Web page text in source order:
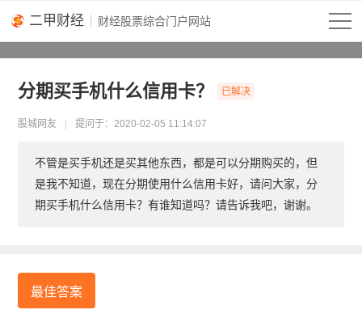
二甲财经
分期买手机什么信用卡？
股城网友 2020-02-05 11:14:07
不管是买手机还是买其他东西，都是可以分期购买的，但
是我不知道，现在分期使用什么信用卡好，请问大家，分
期买手机什么信用卡？有谁知道吗？请告诉我吧，谢谢。
最佳答案